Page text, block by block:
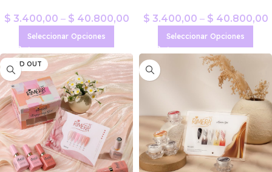
$ 3.400,00 – $ 40.800,00
Seleccionar Opciones
$ 3.400,00 – $ 40.800,00
Seleccionar Opciones
SOLD OUT